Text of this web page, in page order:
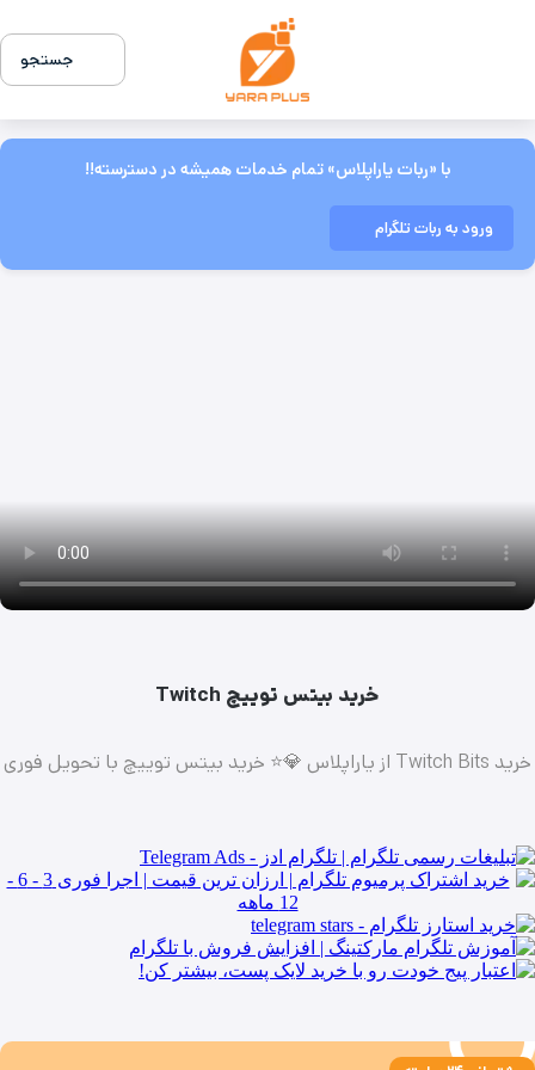
جستجو
با «ربات یاراپلاس» تمام خدمات همیشه در دسترسته!!
ورود به ربات تلگرام
خرید بیتس توییچ Twitch
خرید Twitch Bits از یاراپلاس 💎⭐ خرید بیتس توییچ با تحویل فوری